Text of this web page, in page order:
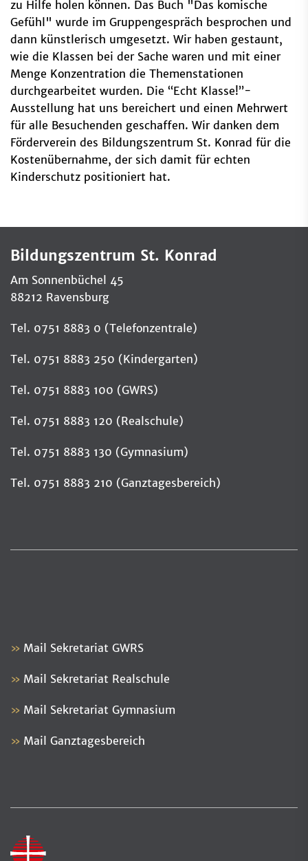
zu Hilfe holen können. Das Buch "Das komische
Gefühl" wurde im Gruppengespräch besprochen und
dann künstlerisch umgesetzt. Wir haben gestaunt,
wie die Klassen bei der Sache waren und mit einer
Menge Konzentration die Themenstationen
durchgearbeitet wurden. Die “Echt Klasse!”-
Ausstellung hat uns bereichert und einen Mehrwert
für alle Besuchenden geschaffen. Wir danken dem
Förderverein des Bildungszentrum St. Konrad für die
Kostenübernahme, der sich damit für echten
Kinderschutz positioniert hat.
Bildungszentrum St. Konrad
Am Sonnenbüchel 45
88212 Ravensburg
Tel. 0751 8883 0 (Telefonzentrale)
Tel. 0751 8883 250 (Kindergarten)
Tel. 0751 8883 100 (GWRS)
Tel. 0751 8883 120 (Realschule)
Tel. 0751 8883 130 (Gymnasium)
Tel. 0751 8883 210 (Ganztagesbereich)
Mail Sekretariat GWRS
Mail Sekretariat Realschule
Mail Sekretariat Gymnasium
Mail Ganztagesbereich